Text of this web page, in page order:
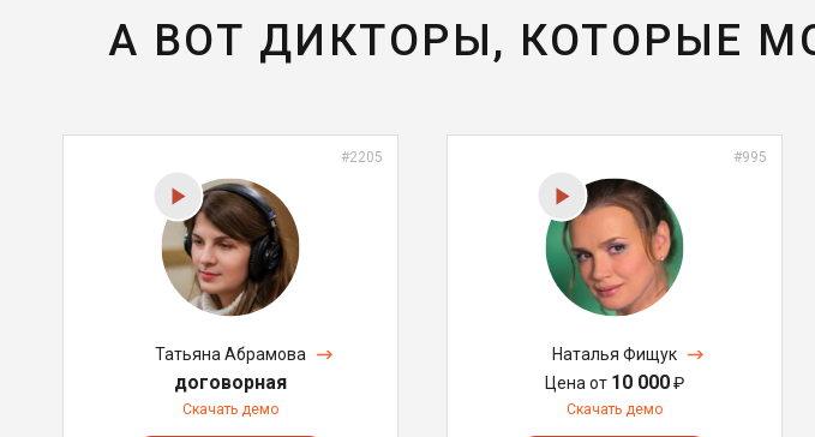
А ВОТ ДИКТОРЫ, КОТОРЫЕ
#2205
Татьяна Абрамова
договорная
Скачать демо
#995
Наталья Фищук
Цена от 10 000₽
Скачать демо